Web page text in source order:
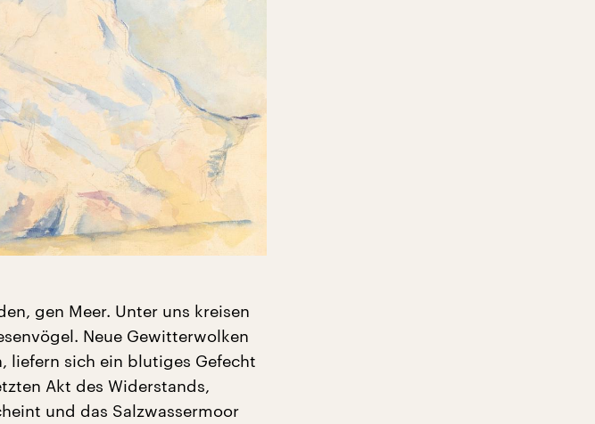
gen Meer. Unter uns kreisen
Neue Gewitterwolken
liefern sich ein blutiges Gefecht
Akt des Widerstands,
und das Salzwassermoor